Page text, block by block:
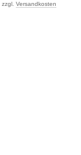
Versandkosten